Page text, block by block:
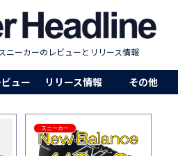
ニーカーのレビューとリリース情報
ュー リリース情報 その他
その他